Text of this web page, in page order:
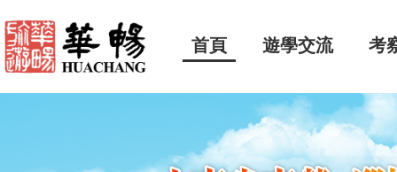
首頁 遊學交流 考